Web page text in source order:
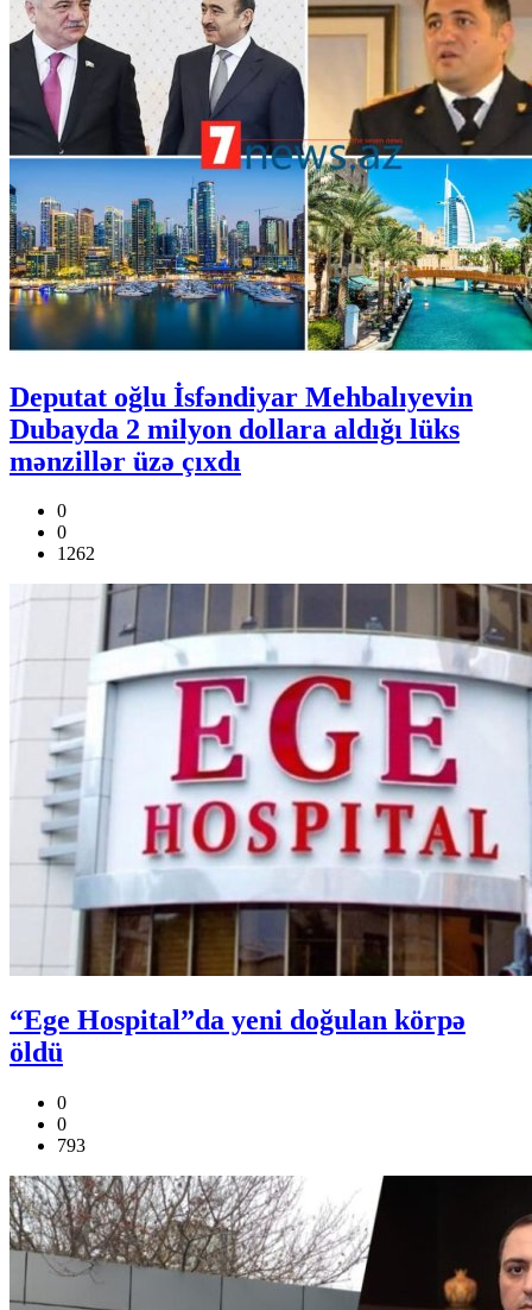
Deputat oğlu İsfəndiyar Mehbalıyevin
Dubayda 2 milyon dollara aldığı lüks
mənzillər üzə çıxdı
0
0
1262
“Ege Hospital”da yeni doğulan körpə
öldü
0
0
793